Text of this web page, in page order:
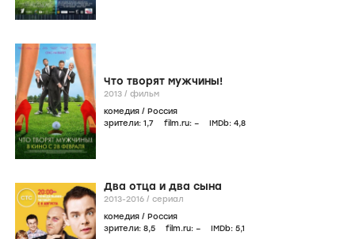
Что творят мужчины!
2013 / фильм
комедия / Россия
зрители: 1,7 film.ru: – IMDb: 4,8
Два отца и два сына
2013-2016 / сериал
комедия / Россия
зрители: 8,5 film.ru: – IMDb: 5,1